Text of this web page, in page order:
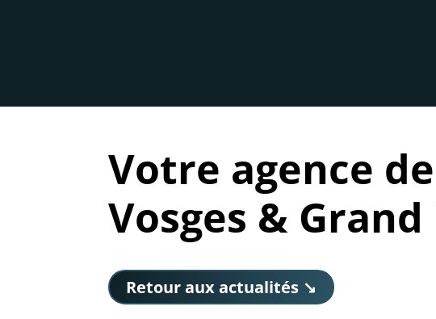
Votre agence
Vosges & Grand
Retour aux actualités ↘